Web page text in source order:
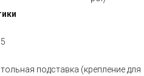
подставка (крепление для